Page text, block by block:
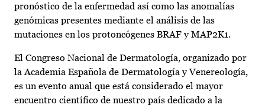
pronóstico de la enfermedad así como las anomalías
genómicas presentes mediante el análisis de las
mutaciones en los protoncógenes BRAF y MAP2K1.
El Congreso Nacional de Dermatología, organizado por
la Academia Española de Dermatología y Venereología,
es un evento anual que está considerado el mayor
encuentro científico de nuestro país dedicado a la